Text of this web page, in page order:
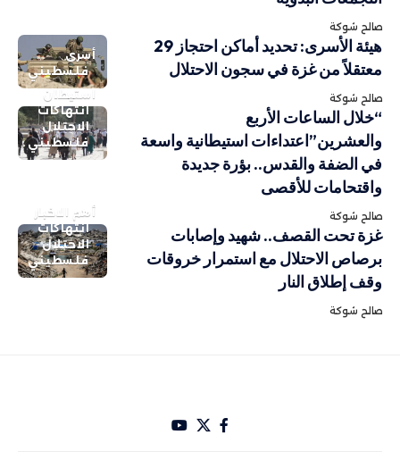
صالح شوكة
أسرى
فلسطيني
هيئة الأسرى: تحديد أماكن احتجاز 29
معتقلاً من غزة في سجون الاحتلال
صالح شوكة
استيطان
انتهاكات
الاحتلال
فلسطيني
“خلال الساعات الأربع
والعشرين”اعتداءات استيطانية واسعة
في الضفة والقدس.. بؤرة جديدة
واقتحامات للأقصى
صالح شوكة
أهم الاخبار
انتهاكات
الاحتلال
فلسطيني
غزة تحت القصف.. شهيد وإصابات
برصاص الاحتلال مع استمرار خروقات
وقف إطلاق النار
صالح شوكة